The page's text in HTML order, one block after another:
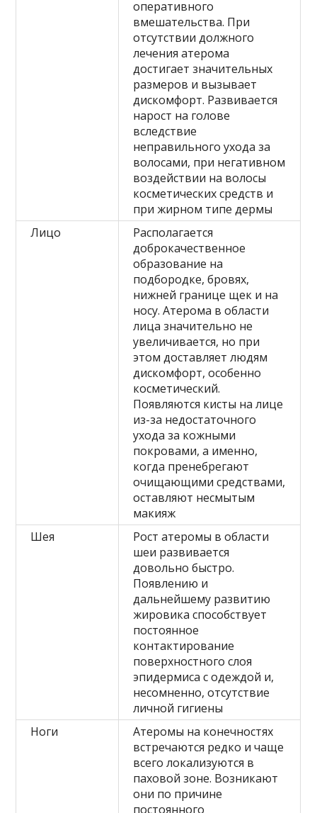
оперативного
вмешательства. При
отсутствии должного
лечения атерома
достигает значительных
размеров и вызывает
дискомфорт. Развивается
нарост на голове
вследствие
неправильного ухода за
волосами, при негативном
воздействии на волосы
косметических средств и
при жирном типе дермы
Лицо
Располагается
доброкачественное
образование на
подбородке, бровях,
нижней границе щек и на
носу. Атерома в области
лица значительно не
увеличивается, но при
этом доставляет людям
дискомфорт, особенно
косметический.
Появляются кисты на лице
из-за недостаточного
ухода за кожными
покровами, а именно,
когда пренебрегают
очищающими средствами,
оставляют несмытым
макияж
Шея
Рост атеромы в области
шеи развивается
довольно быстро.
Появлению и
дальнейшему развитию
жировика способствует
постоянное
контактирование
поверхностного слоя
эпидермиса с одеждой и,
несомненно, отсутствие
личной гигиены
Ноги
Атеромы на конечностях
встречаются редко и чаще
всего локализуются в
паховой зоне. Возникают
они по причине
постоянного